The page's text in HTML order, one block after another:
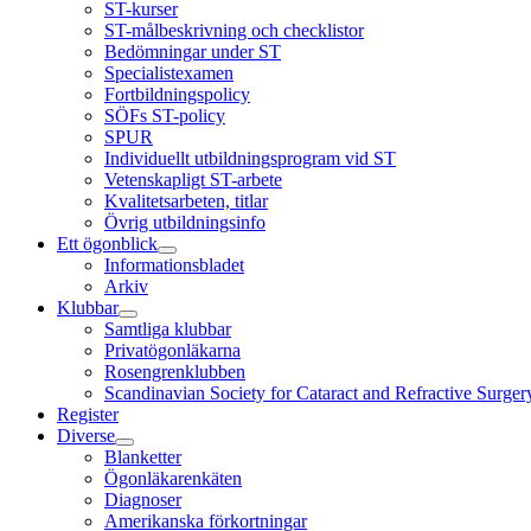
ST-kurser
ST-målbeskrivning och checklistor
Bedömningar under ST
Specialistexamen
Fortbildningspolicy
SÖFs ST-policy
SPUR
Individuellt utbildningsprogram vid ST
Vetenskapligt ST-arbete
Kvalitetsarbeten, titlar
Övrig utbildningsinfo
Ett ögonblick
Informationsbladet
Arkiv
Klubbar
Samtliga klubbar
Privatögonläkarna
Rosengrenklubben
Scandinavian Society for Cataract and Refractive
Register
Diverse
Blanketter
Ögonläkarenkäten
Diagnoser
Amerikanska förkortningar